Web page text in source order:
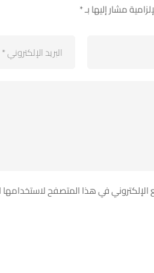
مشار إليها بـ*
في هذا المتصفح